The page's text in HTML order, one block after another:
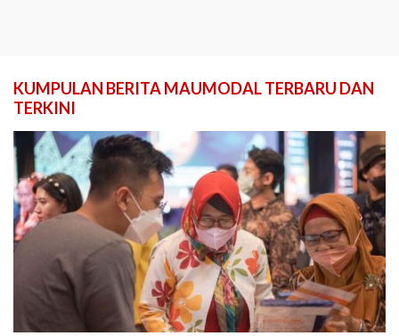
KUMPULAN BERITA MAUMODAL TERBARU DAN
TERKINI